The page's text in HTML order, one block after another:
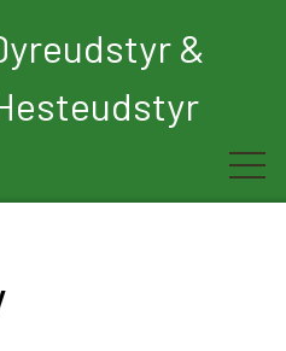
&